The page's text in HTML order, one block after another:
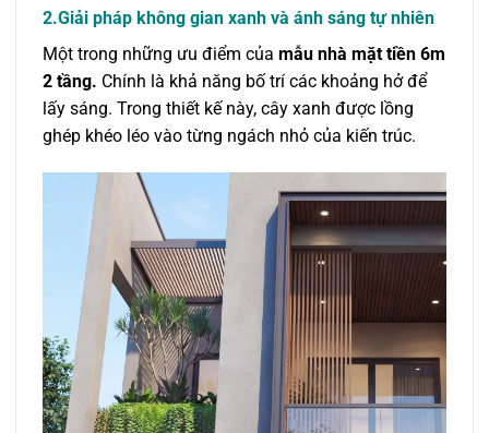
2.Giải pháp không gian xanh và ánh sáng tự nhiên
Một trong những ưu điểm của mẫu nhà mặt tiền 6m
2 tầng. Chính là khả năng bố trí các khoảng hở để
lấy sáng. Trong thiết kế này, cây xanh được lồng
ghép khéo léo vào từng ngách nhỏ của kiến trúc.